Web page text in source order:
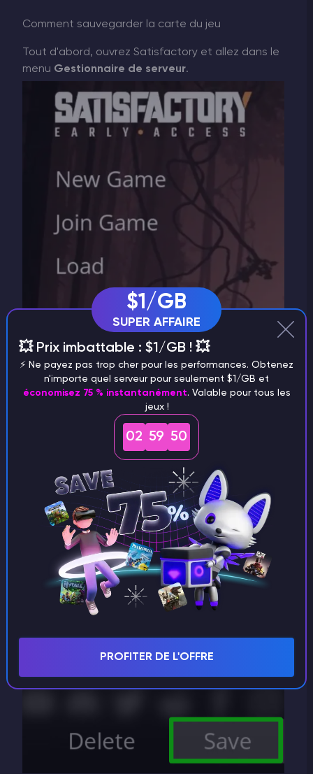
Comment sauvegarder la carte du jeu
Tout d'abord, ouvrez Satisfactory et allez dans le
menu Gestionnaire de serveur.
Une fois dans le nouveau menu, sélectionnez
Gérer les sauvegardes, puisCréer une
sauvegarde. Choisissez le monde que vous
voulez sauvegarder à gauche etentrez un nom
de sauvegarde à droite
(par exemple, save), puis
cliquez surSaveen bas à droite. Terminé.
$1/GB
SUPER AFFAIRE
💥 Prix imbattable : $1/GB ! 💥
⚡️ Ne payez pas trop cher pour les performances. Obtenez
n'importe quel serveur pour seulement $1/GB et
économisez 75 % instantanément. Valable pour tous les
jeux !
02 59 50
PROFITER DE L'OFFRE